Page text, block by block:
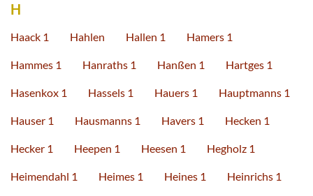
H
Haack 1 Hahlen Hallen 1 Hamers 1
Hammes 1 Hanraths 1 Hanßen 1 Hartges 1
Hasenkox 1 Hassels 1 Hauers 1 Hauptmanns 1
Hauser 1 Hausmanns 1 Havers 1 Hecken 1
Hecker 1 Heepen 1 Heesen 1 Hegholz 1
Heimendahl 1 Heimes 1 Heines 1 Heinrichs 1